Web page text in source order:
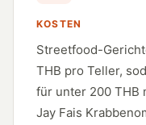
KOSTEN
Streetfood-
THB pro Teller,
für unter 200 THB
Jay Fais